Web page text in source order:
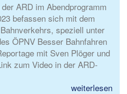
ARD im Abendprogramm
befassen sich mit dem
speziell unter
ÖPNV Besser Bahnfahren
mit Sven Plöger und
zum Video in der ARD-
weiterlesen